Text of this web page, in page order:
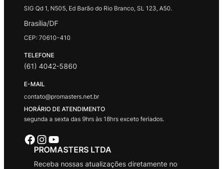
SIG Qd 1, N505, Ed Barão do Rio Branco, SL 123, A50.
Brasília/DF
CEP: 70610-410
TELEFONE
(61) 4042-5860
E-MAIL
contato@promasters.net.br
HORÁRIO DE ATENDIMENTO
segunda a sexta das 9hrs às 18hrs exceto feriados.
Facebook Instagram Youtube
PROMASTERS LTDA
Receba nossas atualizações diretamente no